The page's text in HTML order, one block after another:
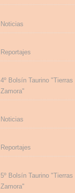
Noticias
Reportajes
4º Bolsín Taurino "Tierras
Zamora"
Noticias
Reportajes
5º Bolsín Taurino "Tierras
Zamora"